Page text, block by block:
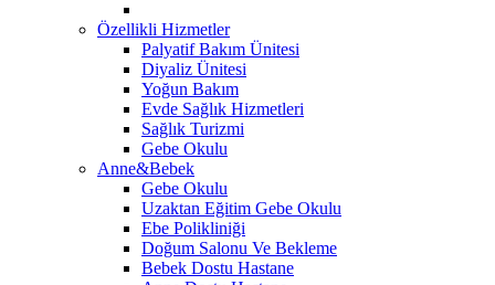
Özellikli Hizmetler
Palyatif Bakım Ünitesi
Diyaliz Ünitesi
Yoğun Bakım
Evde Sağlık Hizmetleri
Sağlık Turizmi
Gebe Okulu
Anne&Bebek
Gebe Okulu
Uzaktan Eğitim Gebe Okulu
Ebe Polikliniği
Doğum Salonu Ve Bekleme
Bebek Dostu Hastane